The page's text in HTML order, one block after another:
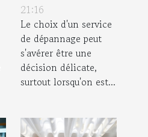
le choix d'un
service de
dépannage
efficace
21:16
Le choix d'un service
de dépannage peut
s'avérer être une
décision délicate,
surtout lorsqu'on est...